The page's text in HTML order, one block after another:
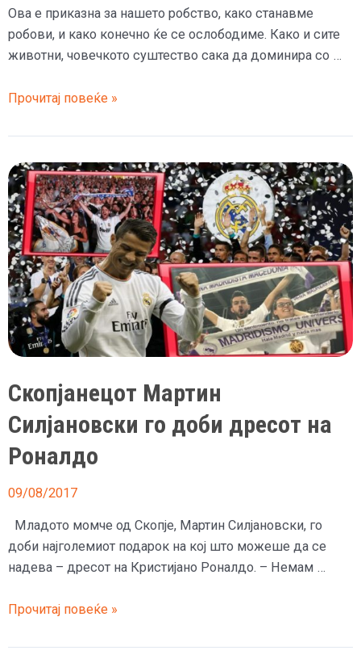
Ова е приказна за нашето робство, како станавме
робови, и како конечно ќе се ослободиме. Како и сите
животни, човечкото суштество сака да доминира со …
НИЕ
РОБОВИ,
ГО
ГЛЕДАТЕ
ЛИ
КАФЕЗОТ?
–
Одгледувањето
на
луѓе
стана
најпрофитабилен
и
достигна
својот
Прочитај повеќе »
Скопјанецот Мартин
Силјановски го доби дресот на
Роналдо
09/08/2017
Младото момче од Скопје, Мартин Силјановски, го
доби најголемиот подарок на кој што можеше да се
надева – дресот на Кристијано Роналдо. – Немам …
Скопјанецот
Силјановски
Прочитај повеќе »